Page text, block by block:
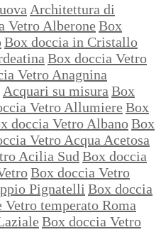
Architettura di
Vetro Alberone Box
Box doccia in Cristallo
Box doccia Vetro
Vetro Anagnina
Acquari su misura Box
Vetro Allumiere Box
doccia Vetro AlbanoBox
Vetro Acqua Acetosa
Acilia Sud Box doccia
Box doccia Vetro
Pignatelli Box doccia
Vetro temperato Roma
Box doccia Vetro